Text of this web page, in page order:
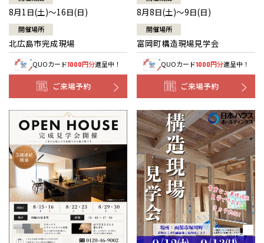
企業理念
会社概要
事業部紹介
IR情報
木材調達指針
グループ会社紹介
CMギャラリー
採用情報
8月1日(土)～16日(日)
開催場所
北広島市完成現場
QUOカード1000円分進呈中！
ご来場予約
8月8日(土)～9日(日)
開催場所
富岡町構造現場見学会
QUOカード1000円分進呈中！
ご来場予約